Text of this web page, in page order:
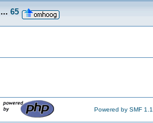
... 65
Powered by SMF